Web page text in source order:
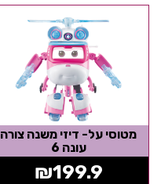
מטוסי על- דיזי משנה צורה
עונה 6
₪199.9